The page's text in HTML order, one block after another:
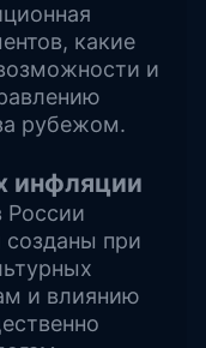
какие
и
рубежом.
инфляции
России
созданы при
и влиянию